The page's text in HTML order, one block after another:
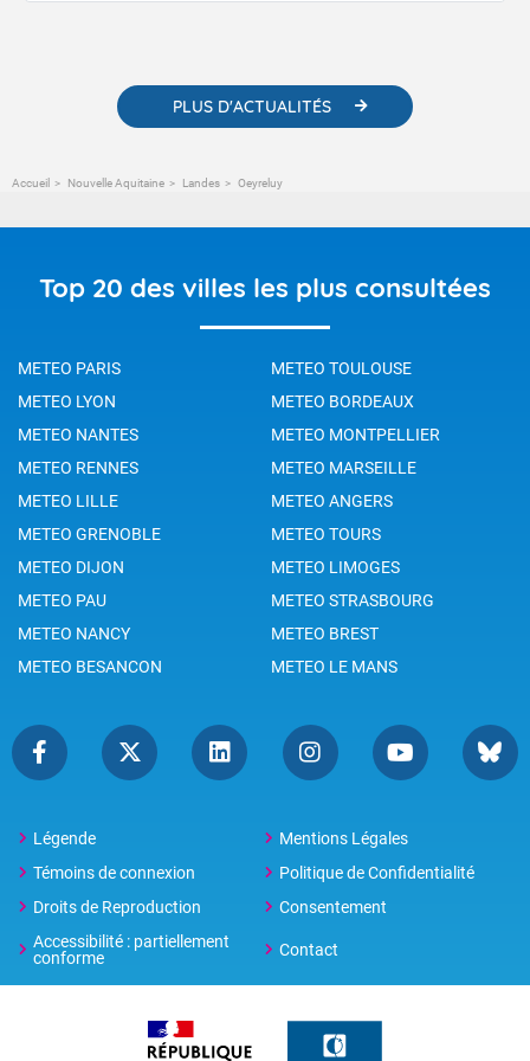
PLUS D'ACTUALITÉS
Accueil Nouvelle Aquitaine Landes Oeyreluy
Top 20 des villes les plus consultées
METEO PARIS
METEO TOULOUSE
METEO LYON
METEO BORDEAUX
METEO NANTES
METEO MONTPELLIER
METEO RENNES
METEO MARSEILLE
METEO LILLE
METEO ANGERS
METEO GRENOBLE
METEO TOURS
METEO DIJON
METEO LIMOGES
METEO PAU
METEO STRASBOURG
METEO NANCY
METEO BREST
METEO BESANCON
METEO LE MANS
Légende
Mentions Légales
Témoins de connexion
Politique de Confidentialité
Droits de Reproduction
Consentement
Accessibilité : partiellement
conforme
Contact